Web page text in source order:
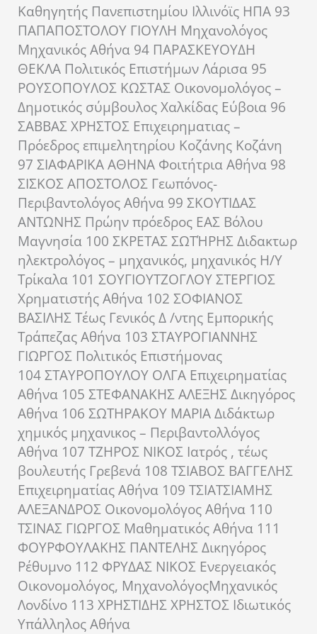
Καθηγητής Πανεπιστημίου Ιλλινόϊς ΗΠΑ 93
ΠΑΠΑΠΟΣΤΟΛΟΥ ΓΙΟΥΛΗ Μηχανολόγος
Μηχανικός Αθήνα 94 ΠΑΡΑΣΚΕΥΟΥΔΗ
ΘΕΚΛΑ Πολιτικός Επιστήμων Λάρισα 95
ΡΟΥΣΟΠΟΥΛΟΣ ΚΩΣΤΑΣ Οικονομολόγος –
Δημοτικός σύμβουλος Χαλκίδας Εύβοια 96
ΣΑΒΒΑΣ ΧΡΗΣΤΟΣ Επιχειρηματιας –
Πρόεδρος επιμελητηρίου Κοζάνης Κοζάνη
97 ΣΙΑΦΑΡΙΚΑ ΑΘΗΝΑ Φοιτήτρια Αθήνα 98
ΣΙΣΚΟΣ ΑΠΟΣΤΟΛΟΣ Γεωπόνος-
Περιβαντολόγος Αθήνα 99 ΣΚΟΥΤΙΔΑΣ
ΑΝΤΩΝΗΣ Πρώην πρόεδρος ΕΑΣ Βόλου
Μαγνησία 100 ΣΚΡΕΤΑΣ ΣΩΤΉΡΗΣ Διδακτωρ
ηλεκτρολόγος – μηχανικός, μηχανικός Η/Υ
Τρίκαλα 101 ΣΟΥΓΙΟΥΤΖΟΓΛΟΥ ΣΤΕΡΓΙΟΣ
Χρηματιστής Αθήνα 102 ΣΟΦΙΑΝΟΣ
ΒΑΣΙΛΗΣ Τέως Γενικός Δ /ντης Εμπορικής
Τράπεζας Αθήνα 103 ΣΤΑΥΡΟΓΙΑΝΝΗΣ
ΓΙΩΡΓΟΣ Πολιτικός Επιστήμονας
104 ΣΤΑΥΡΟΠΟΥΛΟΥ ΟΛΓΑ Επιχειρηματίας
Αθήνα 105 ΣΤΕΦΑΝΑΚΗΣ ΑΛΕΞΗΣ Δικηγόρος
Αθήνα 106 ΣΩΤΗΡΑΚΟΥ ΜΑΡΙΑ Διδάκτωρ
χημικός μηχανικος – Περιβαντολλόγος
Αθήνα 107 ΤΖΗΡΟΣ ΝΙΚΟΣ Ιατρός , τέως
βουλευτής Γρεβενά 108 ΤΣΙΑΒΟΣ ΒΑΓΓΕΛΗΣ
Επιχειρηματίας Αθήνα 109 ΤΣΙΑΤΣΙΑΜΗΣ
ΑΛΕΞΑΝΔΡΟΣ Οικονομολόγος Αθήνα 110
ΤΣΙΝΑΣ ΓΙΩΡΓΟΣ Μαθηματικός Αθήνα 111
ΦΟΥΡΦΟΥΛΑΚΗΣ ΠΑΝΤΕΛΗΣ Δικηγόρος
Ρέθυμνο 112 ΦΡΥΔΑΣ ΝΙΚΟΣ Ενεργειακός
Οικονομολόγος, ΜηχανολόγοςΜηχανικός
Λονδίνο 113 ΧΡΗΣΤΙΔΗΣ ΧΡΗΣΤΟΣ Ιδιωτικός
Υπάλληλος Αθήνα